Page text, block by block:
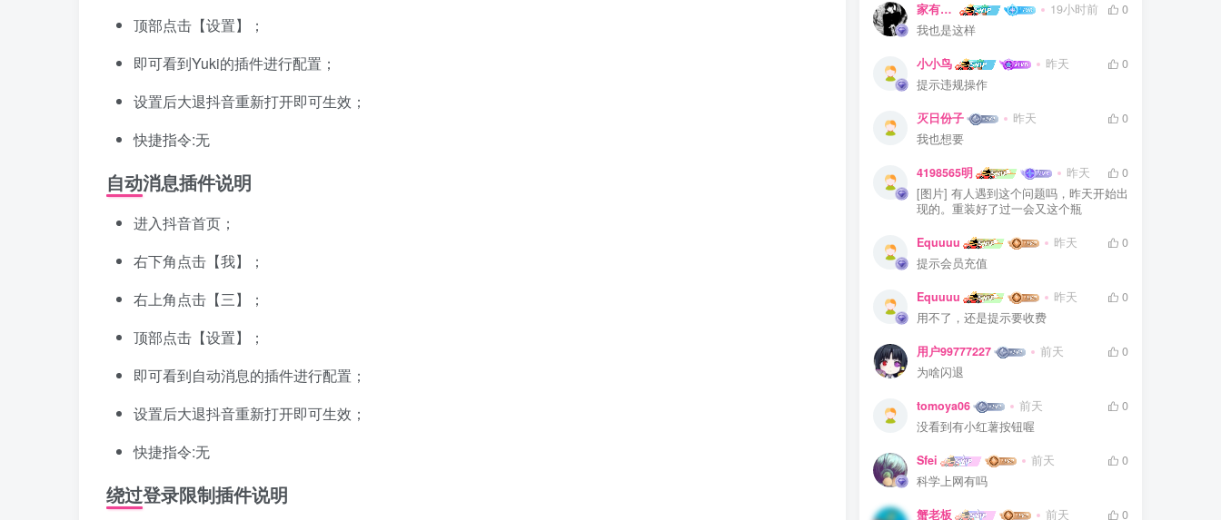
顶部点击【设置】；
即可看到Yuki的插件进行配置；
设置后大退抖音重新打开即可生效；
快捷指令:无
自动消息插件说明
进入抖音首页；
右下角点击【我】；
右上角点击【三】；
顶部点击【设置】；
即可看到自动消息的插件进行配置；
设置后大退抖音重新打开即可生效；
快捷指令:无
绕过登录限制插件说明
家有娇妻扁鹊难医 19小时前
0
我也是这样
小小鸟 昨天
0
提示违规操作
灭日份子 昨天
0
我也想要
4198565明 昨天
0
[图片] 有人遇到这个问题吗，昨天开始出
现的。重装好了过一会又这个瓶
Equuuu 昨天
0
提示会员充值
Equuuu 昨天
0
用不了，还是提示要收费
用户99777227 前天
0
为啥闪退
tomoya06 前天
0
没看到有小红薯按钮喔
Sfei 前天
0
科学上网有吗
蟹老板 前天
0